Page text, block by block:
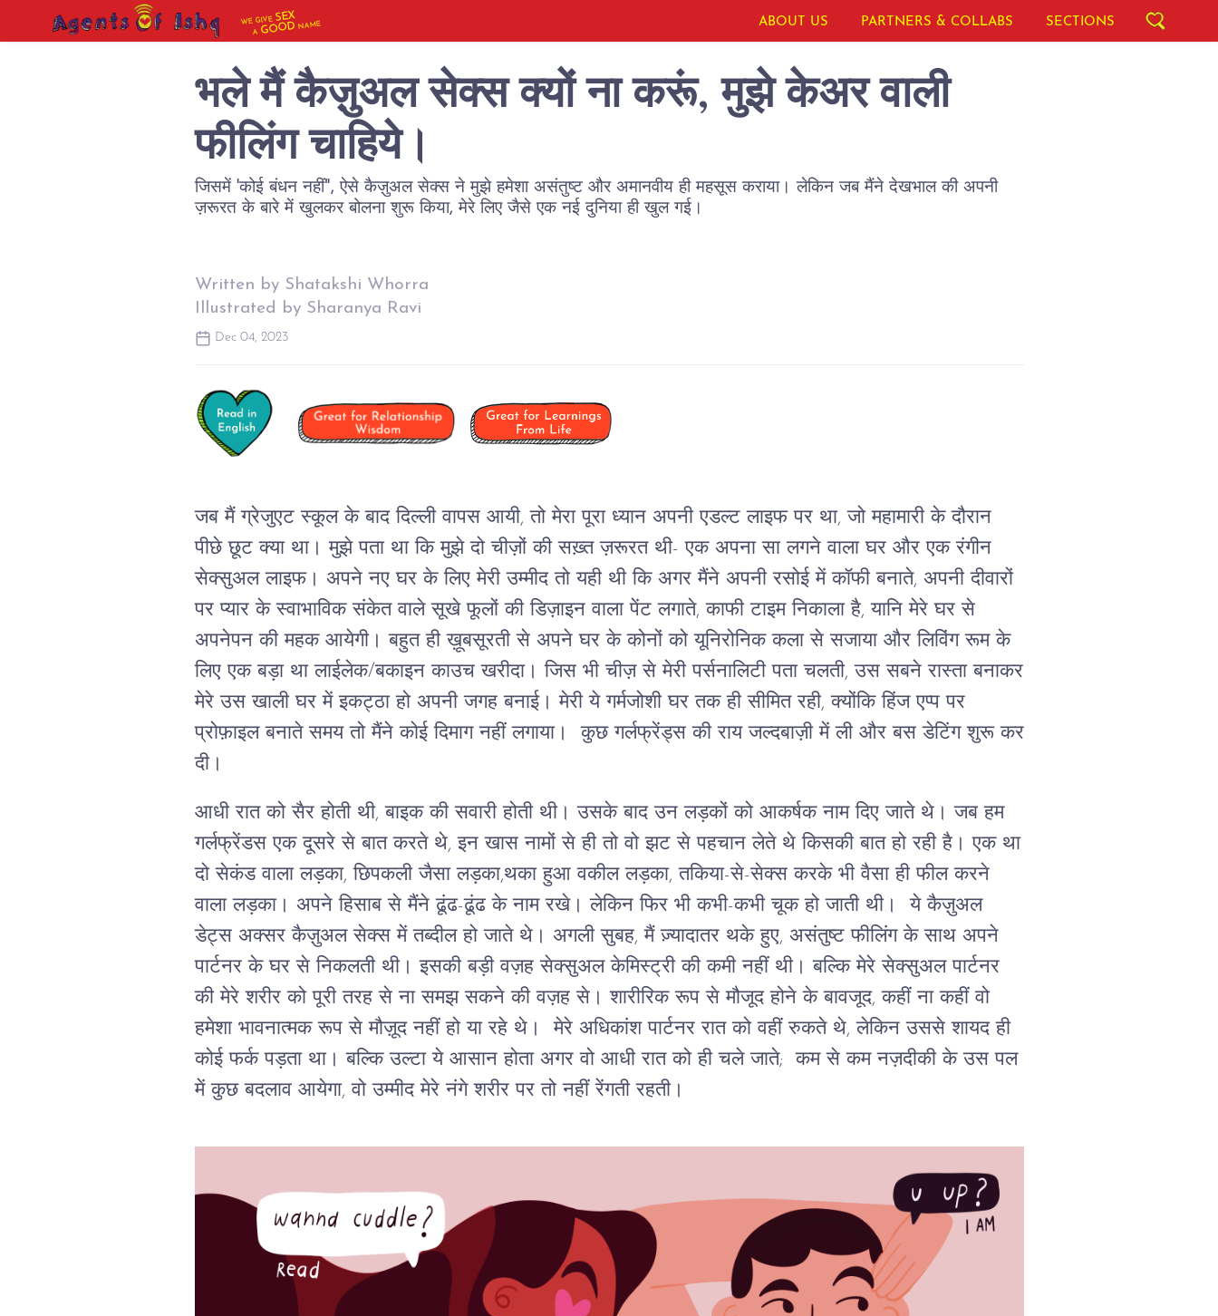
WE GIVESEX
AGOOD NAME ABOUT US PARTNERS & COLLABS SECTIONS
भले मैं कैज़ुअल सेक्स क्यों ना करूं, मुझे केअर वाली
फीलिंग चाहिये।
जिसमें 'कोई बंधन नहीं", ऐसे कैज़ुअल सेक्स ने मुझे हमेशा असंतुष्ट और अमानवीय ही महसूस कराया। लेकिन जब मैंने देखभाल की अपनी
ज़रूरत के बारे में खुलकर बोलना शुरू किया, मेरे लिए जैसे एक नई दुनिया ही खुल गई।
Written by Shatakshi Whorra
Illustrated by Sharanya Ravi
Dec 04, 2023
जब मैं ग्रेजुएट स्कूल के बाद दिल्ली वापस आयी, तो मेरा पूरा ध्यान अपनी एडल्ट लाइफ पर था, जो महामारी के दौरान
पीछे छूट क्या था। मुझे पता था कि मुझे दो चीज़ों की सख़्त ज़रूरत थी- एक अपना सा लगने वाला घर और एक रंगीन
सेक्सुअल लाइफ। अपने नए घर के लिए मेरी उम्मीद तो यही थी कि अगर मैंने अपनी रसोई में कॉफी बनाते, अपनी दीवारों
पर प्यार के स्वाभाविक संकेत वाले सूखे फूलों की डिज़ाइन वाला पेंट लगाते, काफी टाइम निकाला है, यानि मेरे घर से
अपनेपन की महक आयेगी। बहुत ही ख़ूबसूरती से अपने घर के कोनों को यूनिरोनिक कला से सजाया और लिविंग रूम के
लिए एक बड़ा था लाईलेक/बकाइन काउच खरीदा। जिस भी चीज़ से मेरी पर्सनालिटी पता चलती, उस सबने रास्ता बनाकर
मेरे उस खाली घर में इकट्ठा हो अपनी जगह बनाई। मेरी ये गर्मजोशी घर तक ही सीमित रही, क्योंकि हिंज एप्प पर
प्रोफ़ाइल बनाते समय तो मैंने कोई दिमाग नहीं लगाया। कुछ गर्लफ्रेंड्स की राय जल्दबाज़ी में ली और बस डेटिंग शुरू कर
दी।
आधी रात को सैर होती थी, बाइक की सवारी होती थी। उसके बाद उन लड़कों को आकर्षक नाम दिए जाते थे। जब हम
गर्लफ्रेंडस एक दूसरे से बात करते थे, इन खास नामों से ही तो वो झट से पहचान लेते थे किसकी बात हो रही है। एक था
दो सेकंड वाला लड़का, छिपकली जैसा लड़का,थका हुआ वकील लड़का, तकिया-से-सेक्स करके भी वैसा ही फील करने
वाला लड़का। अपने हिसाब से मैंने ढूंढ-ढूंढ के नाम रखे। लेकिन फिर भी कभी-कभी चूक हो जाती थी। ये कैज़ुअल
डेट्स अक्सर कैज़ुअल सेक्स में तब्दील हो जाते थे। अगली सुबह, मैं ज़्यादातर थके हुए, असंतुष्ट फीलिंग के साथ अपने
पार्टनर के घर से निकलती थी। इसकी बड़ी वज़ह सेक्सुअल केमिस्ट्री की कमी नहीं थी। बल्कि मेरे सेक्सुअल पार्टनर
की मेरे शरीर को पूरी तरह से ना समझ सकने की वज़ह से। शारीरिक रूप से मौजूद होने के बावजूद, कहीं ना कहीं वो
हमेशा भावनात्मक रूप से मौज़ूद नहीं हो या रहे थे। मेरे अधिकांश पार्टनर रात को वहीं रुकते थे, लेकिन उससे शायद ही
कोई फर्क पड़ता था। बल्कि उल्टा ये आसान होता अगर वो आधी रात को ही चले जाते; कम से कम नज़दीकी के उस पल
में कुछ बदलाव आयेगा, वो उम्मीद मेरे नंगे शरीर पर तो नहीं रेंगती रहती।